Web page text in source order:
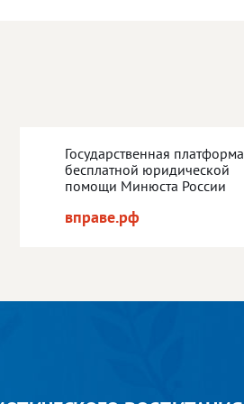
Государственная платформа
бесплатной юридической
помощи Минюста России
вправе.рф